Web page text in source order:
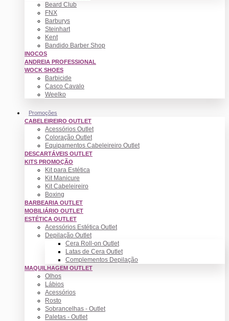
Beard Club
FNX
Barburys
Steinhart
Kent
Bandido Barber Shop
INOCOS
ANDREIA PROFESSIONAL
WOCK SHOES
Barbicide
Casco Cavalo
Weelko
Promoções
CABELEIREIRO OUTLET
Acessórios Outlet
Coloração Outlet
Equipamentos Cabeleireiro Outlet
DESCARTÁVEIS OUTLET
KITS PROMOÇÃO
Kit para Estética
Kit Manicure
Kit Cabeleireiro
Boxing
BARBEARIA OUTLET
MOBILIÁRIO OUTLET
ESTÉTICA OUTLET
Acessórios Estética Outlet
Depilação Outlet
Cera Roll-on Outlet
Latas de Cera Outlet
Complementos Depilação
MAQUILHAGEM OUTLET
Olhos
Lábios
Acessórios
Rosto
Sobrancelhas - Outlet
Paletas - Outlet